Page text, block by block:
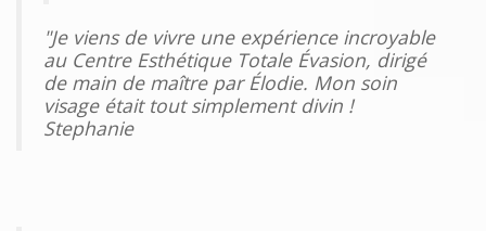
"Je viens de vivre une expérience incroyable
au Centre Esthétique Totale Évasion, dirigé
de main de maître par Élodie. Mon soin
visage était tout simplement divin !
Stephanie